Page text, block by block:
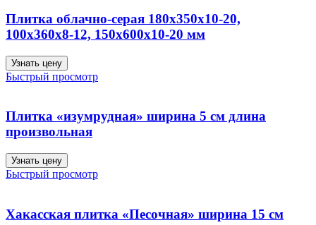
Плитка облачно-серая 180х350х10-20,
100х360х8-12, 150х600х10-20 мм
Узнать цену
Быстрый просмотр
Плитка «изумрудная» ширина 5 см длина
произвольная
Узнать цену
Быстрый просмотр
Хакасская плитка «Песочная» ширина 15 см